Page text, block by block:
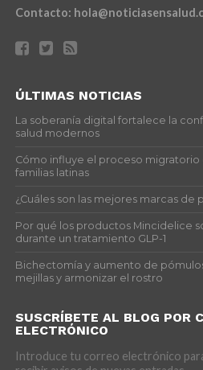
Contacto:
ÚLTIMAS NOTICIAS
La soberanía digital fortalece la
salud modernos
Cómo influye el proceso migratorio
familias latinas
¿Cuáles son las mejores marcas
Por qué los productos Mincidelice
durante un tratamiento GLP-1
Bichectomía y aumento de
mejillas y armonizar el rostro
SUSCRÍBETE AL BLOG POR
ELECTRÓNICO
Introduce tu correo electrónico